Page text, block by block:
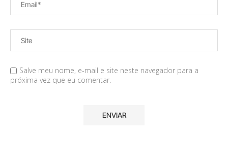
Salve meu nome, e-mail e site neste navegador para a
próxima vez que eu comentar.